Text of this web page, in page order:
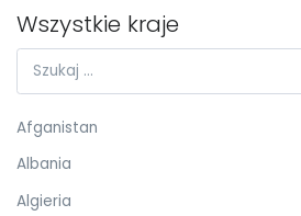
Wszystkie kraje
Afganistan
Albania
Algieria